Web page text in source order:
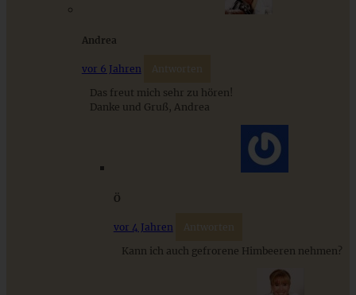
9 saisonale Rezepte im August – die besten Ideen mit Obst
Andrea
vor 6 Jahren Antworten
Das freut mich sehr zu hören!
Danke und Gruß, Andrea
Ö
vor 4 Jahren Antworten
Kann ich auch gefrorene Himbeeren nehmen?